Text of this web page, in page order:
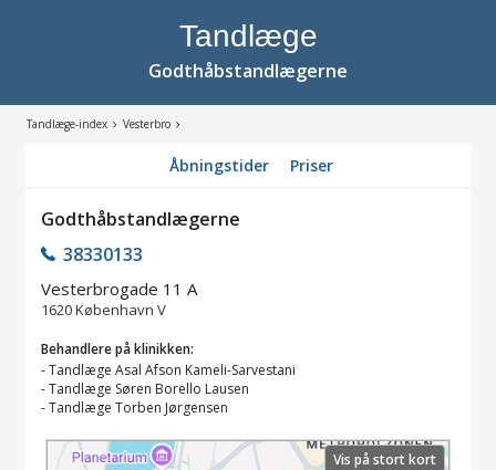
Tandlæge
Godthåbstandlægerne
Tandlæge-index Vesterbro
Åbningstider Priser
Godthåbstandlægerne
38330133
Vesterbrogade 11 A
1620København V
Behandlere på klinikken:
-Tandlæge Asal Afson Kameli-Sarvestani
-Tandlæge Søren Borello Lausen
-Tandlæge Torben Jørgensen
Vis på stort kort